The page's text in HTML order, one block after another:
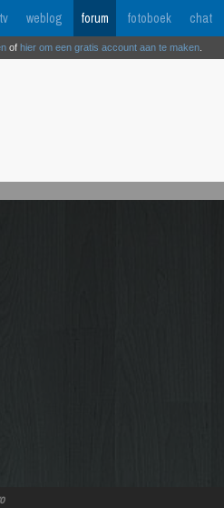
weblog forum fotoboek chat
of hier om een gratis account aan te maken